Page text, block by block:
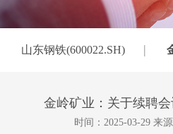
山东钢铁(600022.SH) |
金岭矿业：关于续聘
时间：2025-03-29 来